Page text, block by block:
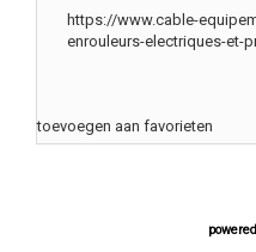
https://www.cable-
enrouleurs-electriques-et-
toevoegen aan favorieten